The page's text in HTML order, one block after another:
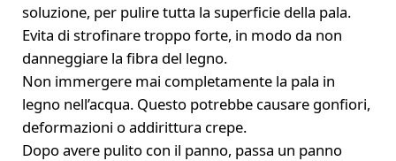
soluzione, per pulire tutta la superficie della pala.
Evita di strofinare troppo forte, in modo da non
danneggiare la fibra del legno.
Non immergere mai completamente la pala in
legno nell’acqua. Questo potrebbe causare gonfiori,
deformazioni o addirittura crepe.
Dopo avere pulito con il panno, passa un panno